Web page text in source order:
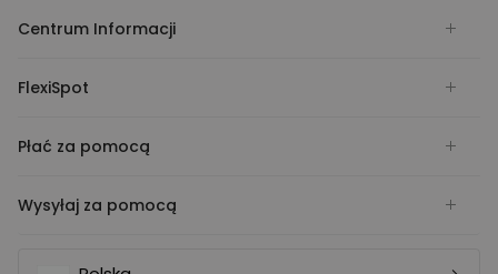
Centrum Informacji
FlexiSpot
Płać za pomocą
Wysyłaj za pomocą